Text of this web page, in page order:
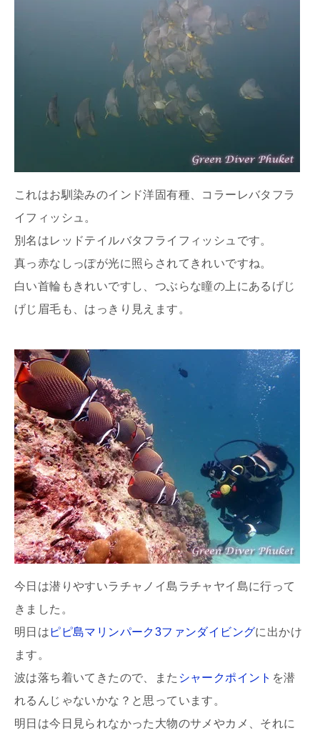
これはお馴染みのインド洋固有種、コラーレバタフラ
イフィッシュ。
別名はレッドテイルバタフライフィッシュです。
真っ赤なしっぽが光に照らされてきれいですね。
白い首輪もきれいですし、つぶらな瞳の上にあるげじ
げじ眉毛も、はっきり見えます。
今日は潜りやすいラチャノイ島ラチャヤイ島に行って
きました。
明日は ピピ島マリンパーク3ファンダイビングに出かけ
ます。
波は落ち着いてきたので、また シャークポイント を潜
れるんじゃないかな？と思っています。
明日は今日見られなかった大物のサメやカメ、それに